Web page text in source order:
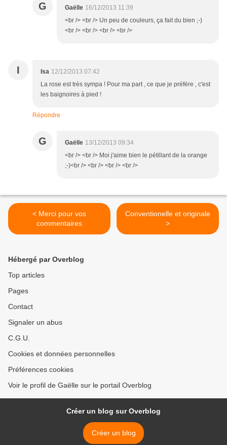
G Gaëlle 16/12/2013 11:39
<br /> <br /> Un peu de couleurs, ça fait du bien ;-)
<br /> <br /> <br /> <br />
I Isa 12/12/2013 07:42
La rose est très sympa ! Pour ma part , ce que je préfére , c'est
les baignoires à pied !
Répondre
G Gaëlle 13/12/2013 09:34
<br /> <br /> Moi j'aime bien le pétillant de la orange
;-)<br /> <br /> <br /> <br />
< Merci pour vos
commentaires
Conventionelle et originale
>
Hébergé par Overblog
Top articles
Pages
Contact
Signaler un abus
C.G.U.
Cookies et données personnelles
Préférences cookies
Voir le profil de Gaëlle sur le portail Overblog
Créer un blog sur Overblog
Créer un blog